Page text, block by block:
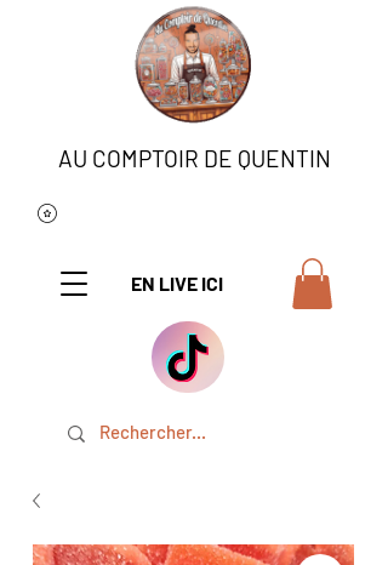
EN LIVE ICI
AU COMPTOIR DE QUENTIN